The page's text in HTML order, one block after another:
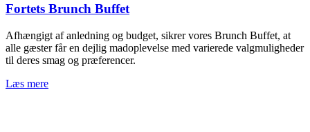
Fortets Brunch Buffet
Afhængigt af anledning og budget, sikrer vores Brunch Buffet, at
alle gæster får en dejlig madoplevelse med varierede valgmuligheder
til deres smag og præferencer.
Læs mere